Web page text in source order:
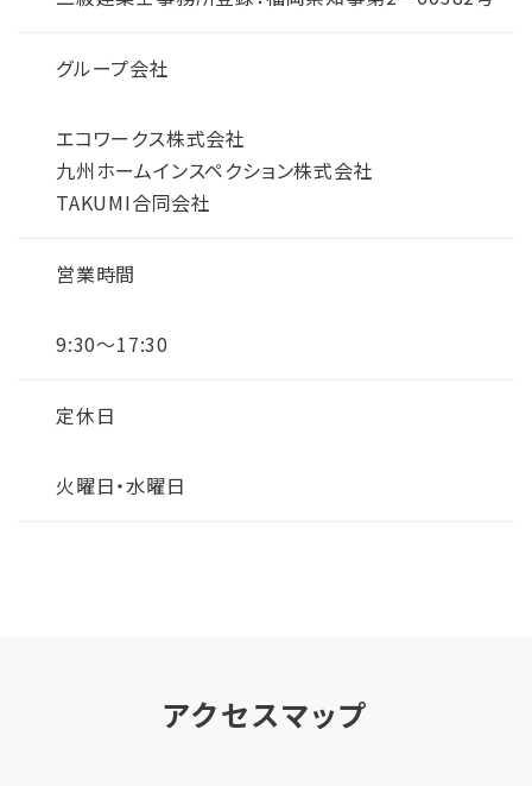
グループ会社
エコワークス株式会社
九州ホームインスペクション株式会社
TAKUMI合同会社
営業時間
9:30～17:30
定休日
火曜日・水曜日
アクセスマップ